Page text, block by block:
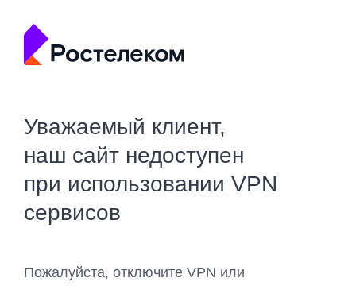
Уважаемый клиент,
наш сайт недоступен
при использовании VPN
сервисов
Пожалуйста, отключите VPN или